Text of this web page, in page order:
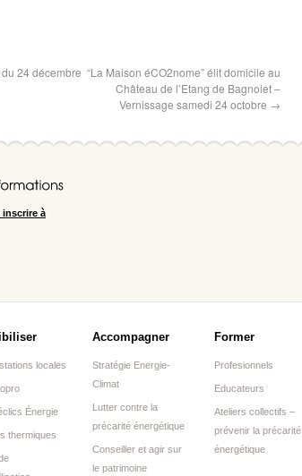
24 décembre “La Maison éCO2nome” élit domicile au
Château de l’Etang de Bagnolet –
Vernissage samedi 24 octobre →
à
locales
Énergie
thermiques
Accompagner
Stratégie Energie-
Climat
Lutter contre la
précarité énergétique
Conseiller et agir sur
le patrimoine
Former
Profesionnels
Educateurs
Ateliers collectifs –
prévenir la précarité
énergétique